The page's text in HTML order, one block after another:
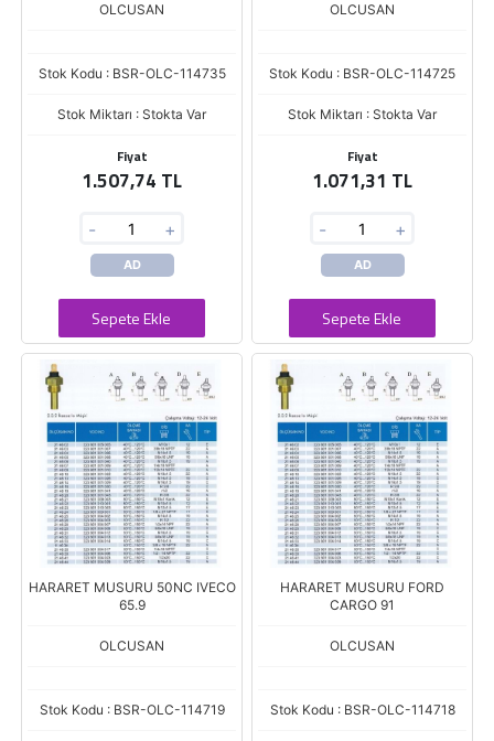
OLCUSAN
Stok Kodu : BSR-OLC-114735
Stok Miktarı : Stokta Var
Fiyat
1.507,74 TL
- +
AD
Sepete Ekle
OLCUSAN
Stok Kodu : BSR-OLC-114725
Stok Miktarı : Stokta Var
Fiyat
1.071,31 TL
- +
AD
Sepete Ekle
HARARET MUSURU 50NC IVECO
65.9
OLCUSAN
Stok Kodu : BSR-OLC-114719
HARARET MUSURU FORD
CARGO 91
OLCUSAN
Stok Kodu : BSR-OLC-114718